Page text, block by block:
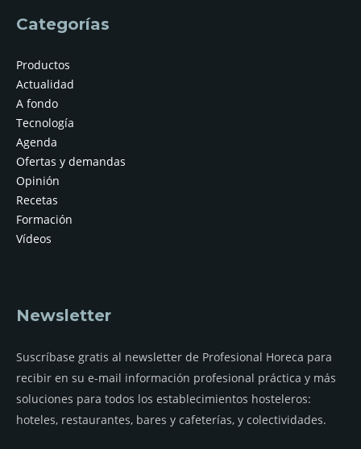
Categorías
Productos
Actualidad
A fondo
Tecnología
Agenda
Ofertas y demandas
Opinión
Recetas
Formación
Vídeos
Newsletter
Suscríbase gratis al newsletter de Profesional Horeca para
recibir en su e-mail información profesional práctica y más
soluciones para todos los establecimientos hosteleros:
hoteles, restaurantes, bares y cafeterías, y colectividades.